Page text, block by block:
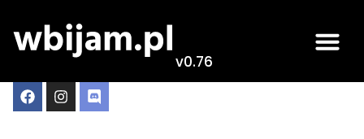
v0.76